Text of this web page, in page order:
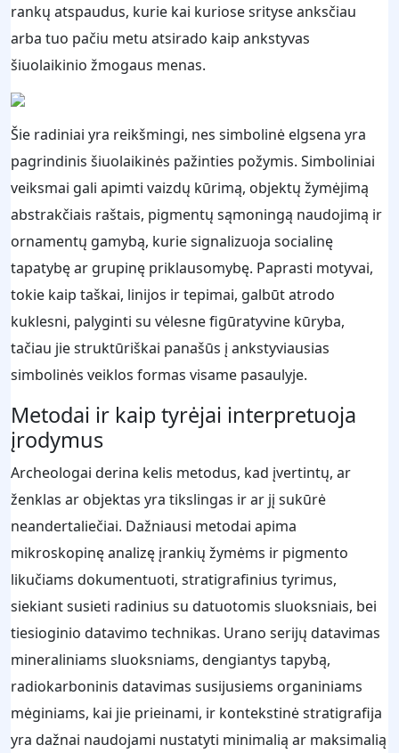
rankų atspaudus, kurie kai kuriose srityse anksčiau
arba tuo pačiu metu atsirado kaip ankstyvas
šiuolaikinio žmogaus menas.
Šie radiniai yra reikšmingi, nes simbolinė elgsena yra
pagrindinis šiuolaikinės pažinties požymis. Simboliniai
veiksmai gali apimti vaizdų kūrimą, objektų žymėjimą
abstrakčiais raštais, pigmentų sąmoningą naudojimą ir
ornamentų gamybą, kurie signalizuoja socialinę
tapatybę ar grupinę priklausomybę. Paprasti motyvai,
tokie kaip taškai, linijos ir tepimai, galbūt atrodo
kuklesni, palyginti su vėlesne figūratyvine kūryba,
tačiau jie struktūriškai panašūs į ankstyviausias
simbolinės veiklos formas visame pasaulyje.
Metodai ir kaip tyrėjai interpretuoja
įrodymus
Archeologai derina kelis metodus, kad įvertintų, ar
ženklas ar objektas yra tikslingas ir ar jį sukūrė
neandertaliečiai. Dažniausi metodai apima
mikroskopinę analizę įrankių žymėms ir pigmento
likučiams dokumentuoti, stratigrafinius tyrimus,
siekiant susieti radinius su datuotomis sluoksniais, bei
tiesioginio datavimo technikas. Urano serijų datavimas
mineraliniams sluoksniams, dengiantys tapybą,
radiokarboninis datavimas susijusiems organiniams
mėginiams, kai jie prieinami, ir kontekstinė stratigrafija
yra dažnai naudojami nustatyti minimalią ar maksimalią